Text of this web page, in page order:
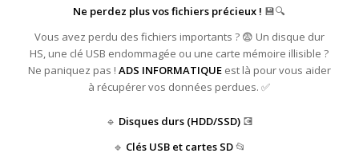
Ne perdez plus vos fichiers précieux ! 💾🔍
Vous avez perdu des fichiers importants ? 😨 Un disque dur
HS, une clé USB endommagée ou une carte mémoire illisible ?
Ne paniquez pas ! ADS INFORMATIQUEest là pour vous aider
à récupérer vos données perdues. ✅
🔹 Disques durs (HDD/SSD)💽
🔹 Clés USB et cartes SD📂